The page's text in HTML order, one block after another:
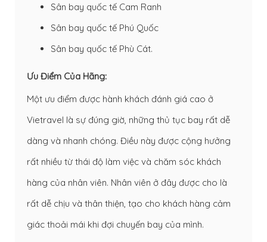
Sân bay quốc tế Cam Ranh
Sân bay quốc tế Phú Quốc
Sân bay quốc tế Phù Cát.
Ưu Điểm Của Hãng:
Một ưu điểm được hành khách đánh giá cao ở
Vietravel là sự đúng giờ, những thủ tục bay rất dễ
dàng và nhanh chóng. Điều này được cộng hưởng
rất nhiều từ thái độ làm việc và chăm sóc khách
hàng của nhân viên. Nhân viên ở đây được cho là
rất dễ chịu và thân thiện, tạo cho khách hàng cảm
giác thoải mái khi đợi chuyến bay của mình.